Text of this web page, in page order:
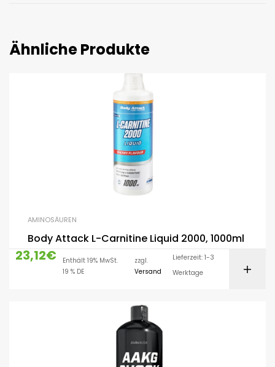
Ähnliche Produkte
AMINOSÄUREN
Body Attack L-Carnitine Liquid 2000, 1000ml
23,12€
Enthält 19% MwSt.
19 % DE
zzgl.
Versand
Lieferzeit: 1-3
Werktage